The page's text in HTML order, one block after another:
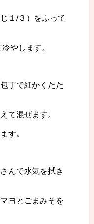
１/３）をふって
やします。
丁で細かくたた
て混ぜます。
す。
んで水気を拭き
ヨとごまみそを